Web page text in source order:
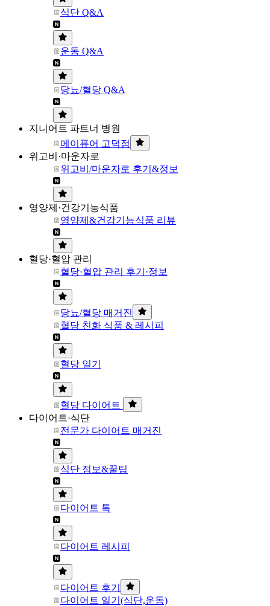
식단 Q&A
운동 Q&A
당뇨/혈당 Q&A
지니어트 파트너 병원
메이퓨어 고덕점
위고비·마운자로
위고비/마운자로 후기&정보
영양제·건강기능식품
영양제&건강기능식품 리뷰
혈당·혈압 관리
혈당·혈압 관리 후기·정보
당뇨/혈당 매거진
혈당 친화 식품 & 레시피
혈당 일기
혈당 다이어트
다이어트·식단
전문가 다이어트 매거진
식단 정보&꿀팁
다이어트 톡
다이어트 레시피
다이어트 후기
다이어트 일기(식단,운동)